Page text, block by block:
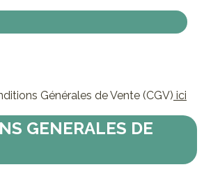
Générales de Vente (CGV) ici
GENERALES DE